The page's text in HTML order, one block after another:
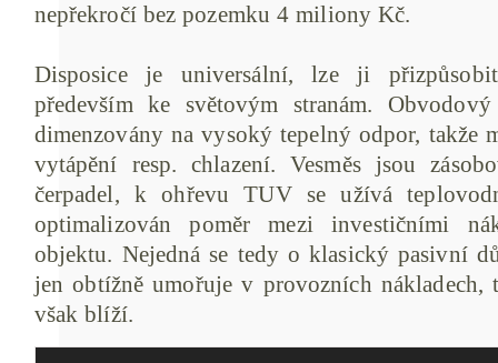
nepřekročí bez pozemku 4 miliony Kč.
Disposice je universální, lze ji
především ke světovým stranám.
dimenzovány na vysoký tepelný odpor, takže
vytápění resp. chlazení. Vesměs jsou
čerpadel, k ohřevu TUV se užívá
optimalizován poměr mezi investičními
objektu. Nejedná se tedy o klasický pasivní
jen obtížně umořuje v provozních nákladech,
však blíží.